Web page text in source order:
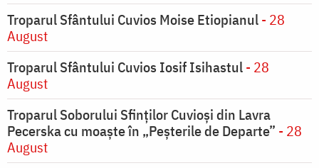
Troparul Sfântului Cuvios Moise Etiopianul- 28
August
Troparul Sfântului Cuvios Iosif Isihastul- 28
August
Troparul Soborului Sfinților Cuvioși din Lavra
Pecerska cu moaște în „Peșterile de Departe” - 28
August